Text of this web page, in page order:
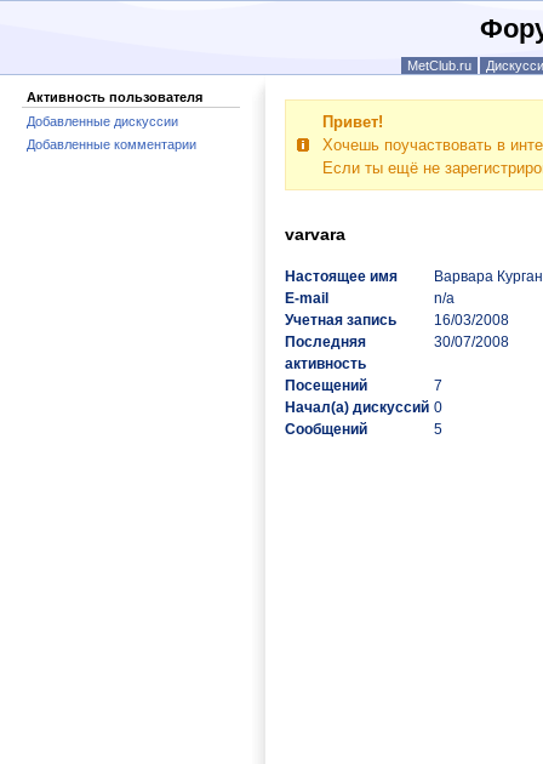
MetClub.ru
Активность пользователя
Добавленные дискуссии
Добавленные комментарии
Привет!
Хочешь поучаствовать в
Если ты ещё не
varvara
Настоящее имя
Варвара
E-mail
n/a
Учетная запись
16/03/2008
Последняя
активность
30/07/2008
Посещений
7
Начал(а) дискуссий 0
Сообщений
5